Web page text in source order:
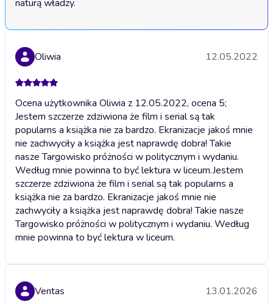
naturą władzy.
Oliwia 12.05.2022
Ocena użytkownika Oliwia z 12.05.2022, ocena 5;
Jestem szczerze zdziwiona że film i serial są tak
popularns a książka nie za bardzo. Ekranizacje jakoś mnie
nie zachwyciły a książka jest naprawdę dobra! Takie
nasze Targowisko próżności w politycznym i wydaniu.
Według mnie powinna to być lektura w liceum.Jestem
szczerze zdziwiona że film i serial są tak popularns a
książka nie za bardzo. Ekranizacje jakoś mnie nie
zachwyciły a książka jest naprawdę dobra! Takie nasze
Targowisko próżności w politycznym i wydaniu. Według
mnie powinna to być lektura w liceum.
Ventas 13.01.2026